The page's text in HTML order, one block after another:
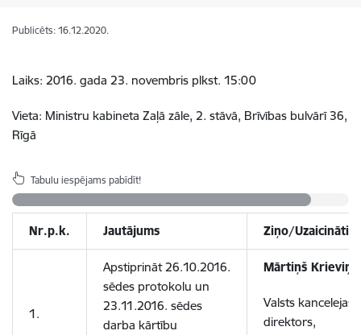
Publicēts: 16.12.2020.
Laiks: 2016. gada 23. novembris plkst. 15:00
Vieta: Ministru kabineta Zaļā zāle, 2. stāvā, Brīvības bulvārī 36,
Rīgā
Tabulu iespējams pabīdīt!
Nr.p.k. Jautājums Ziņo/Uzaicināti
1.
Apstiprināt 26.10.2016.
sēdes protokolu un
23.11.2016. sēdes
darba kārtību
Mārtiņš Krieviņš
Valsts kancelejas
direktors,